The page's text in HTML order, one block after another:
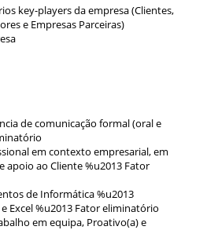
key-players da empresa (Clientes,
e Empresas Parceiras)
de comunicação formal (oral e
em contexto empresarial, em
apoio ao Cliente %u2013 Fator
de Informática %u2013
Excel %u2013 Fator eliminatório
em equipa, Proativo(a) e